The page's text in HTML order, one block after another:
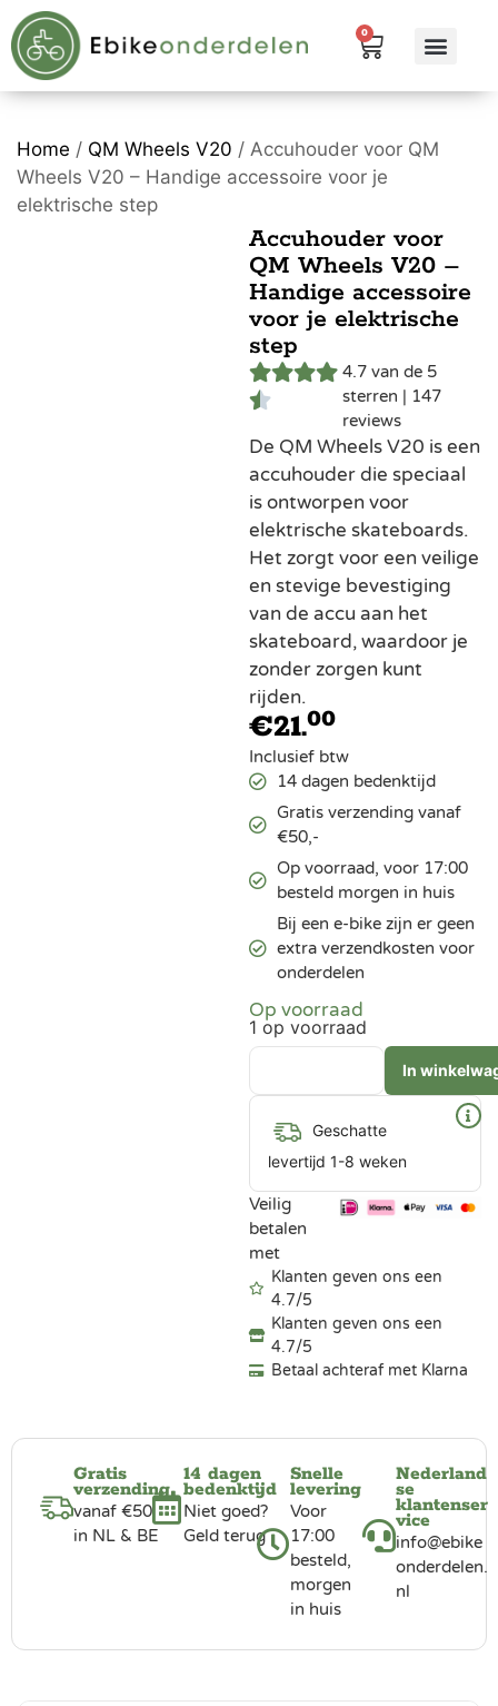
0
Home / QM Wheels V20 / Accuhouder voor QM
Wheels V20 – Handige accessoire voor je
elektrische step
Accuhouder voor
QM Wheels V20 –
Handige accessoire
voor je elektrische
step
4.7 van de 5
sterren | 147
reviews
De QM Wheels V20 is een
accuhouder die speciaal
is ontworpen voor
elektrische skateboards.
Het zorgt voor een veilige
en stevige bevestiging
van de accu aan het
skateboard, waardoor je
zonder zorgen kunt
rijden.
€21.00
Inclusief btw
14 dagen bedenktijd
Gratis verzending vanaf
€50,-
Op voorraad, voor 17:00
besteld morgen in huis
Bij een e-bike zijn er geen
extra verzendkosten voor
onderdelen
Op voorraad
1 op voorraad
In
Geschatte
levertijd 1-8 weken
Veilig
betalen
met
Klanten geven ons een
4.7/5
Klanten geven ons een
4.7/5
Betaal achteraf met Klarna
Gratis
verzending
vanaf €50
in NL & BE
14 dagen
bedenktijd
Niet goed?
Geld terug
Snelle
levering
Voor
17:00
besteld,
morgen
in huis
Nederland
se
klantenser
vice
info@ebike
onderdelen.
nl